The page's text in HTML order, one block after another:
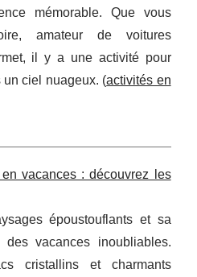
mémorable. Que vous
amateur de voitures
il y a une activité pour
un ciel nuageux. (activités en
vacances : découvrez les
époustouflants et sa
des vacances inoubliables.
cristallins et charmants